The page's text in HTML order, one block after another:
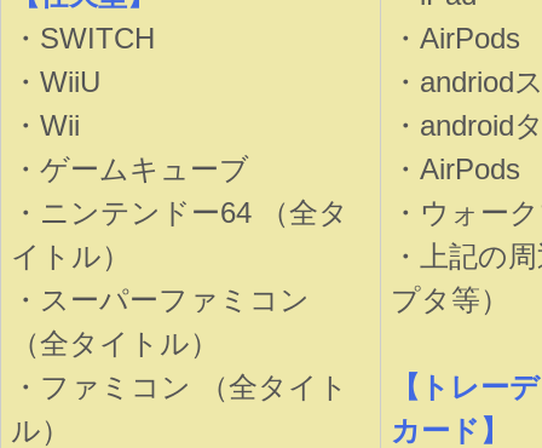
・SWITCH
・WiiU
・Wii
・ゲームキューブ
・ニンテンドー64 （全タ
イトル）
・スーパーファミコン
（全タイトル）
・ファミコン （全タイト
ル）
・AirPods
・andriod
・android
・AirPods
・ウォー
・上記の
プタ等）
【トレー
カード】